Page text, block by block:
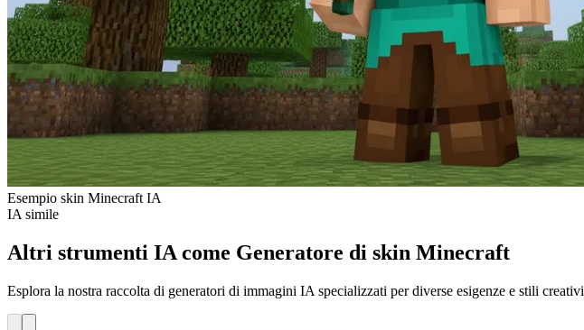
Esempio skin Minecraft IA
IA simile
Altri strumenti IA come Generatore di skin Minecraft
Esplora la nostra raccolta di generatori di immagini IA specializzati per diverse esigenze e stili creativi